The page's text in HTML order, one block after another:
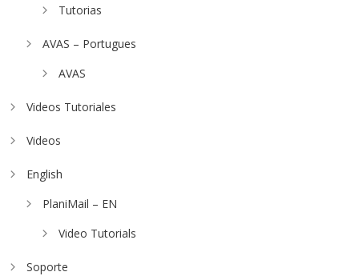
Tutorias
AVAS – Portugues
AVAS
Videos Tutoriales
Videos
English
PlaniMail – EN
Video Tutorials
Soporte